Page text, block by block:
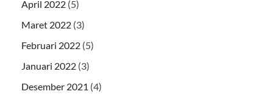
April 2022 (5)
Maret 2022 (3)
Februari 2022 (5)
Januari 2022 (3)
Desember 2021 (4)